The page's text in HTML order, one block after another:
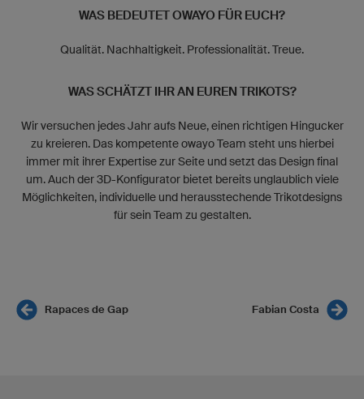
WAS BEDEUTET OWAYO FÜR EUCH?
Qualität. Nachhaltigkeit. Professionalität. Treue.
WAS SCHÄTZT IHR AN EUREN TRIKOTS?
Wir versuchen jedes Jahr aufs Neue, einen richtigen Hingucker
zu kreieren. Das kompetente owayo Team steht uns hierbei
immer mit ihrer Expertise zur Seite und setzt das Design final
um. Auch der 3D-Konfigurator bietet bereits unglaublich viele
Möglichkeiten, individuelle und herausstechende Trikotdesigns
für sein Team zu gestalten.
Rapaces de Gap Fabian Costa